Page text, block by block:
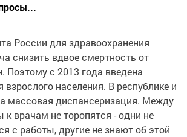
России для здравоохранения
снизить вдвое смертность от
Поэтому с 2013 года введена
взрослого населения. В республике и
массовая диспансеризация. Между
врачам не торопятся - одни не
с работы, другие не знают об этой